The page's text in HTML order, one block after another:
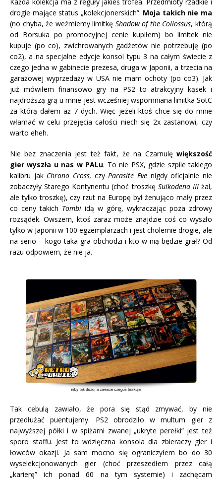
drogie mające status „kolekcjonerskich”. Moja takich nie ma
(no chyba, że weźmiemy limitkę Shadow of the Collossus, którą
od Borsuka po promocyjnej cenie kupiłem) bo limitek nie
kupuje (po co), zwichrowanych gadżetów nie potrzebuję (po
co2), a na specjalne edycje konsol typu 3 na całym świecie z
czego jedna w gabinecie prezesa, druga w Japonii, a trzecia na
garażowej wyprzedaży w USA nie mam ochoty (po co3). Jak
już mówiłem finansowo gry na PS2 to atrakcyjny kąsek i
najdroższą grą u mnie jest wcześniej wspomniana limitka SotC
za którą dałem aż 7 dych. Więc jeżeli ktoś chce się do mnie
włamać w celu przejęcia całości niech się 2x zastanowi, czy
warto eheh.
Nie bez znaczenia jest też fakt, że na Czarnulę większość
gier wyszła u nas w PALu. To nie PSX, gdzie szpile takiego
kalibru jak Chrono Cross, czyParasite Eve nigdy oficjalnie nie
zobaczyły Starego Kontynentu (choć troszkę Suikodena IIIżal,
ale tylko troszkę), czy rzut na Europę był żenująco mały przez
co ceny takich Tombi idą w górę, wykraczając poza zdrowy
rozsądek. Owszem, ktoś zaraz może znajdzie coś co wyszło
tylko w Japonii w 100 egzemplarzach i jest cholernie drogie, ale
na serio – kogo taka gra obchodzi i kto w nią będzie grał? Od
razu odpowiem, że nie ja.
Tak cebulą zawiało, że pora się stąd zmywać, by nie
przedłużać puentujemy. PS2 obrodziło w multum gier z
najwyższej półki i w spiżarni zwanej „ukryte perełki” jest też
sporo staffu. Jest to wdzięczna konsola dla zbieraczy gier i
łowców okazji. Ja sam mocno się ograniczyłem bo do 30
wyselekcjonowanych gier (choć przeszedłem przez całą
„karierę” ich ponad 60 na tym systemie) i zachęcam